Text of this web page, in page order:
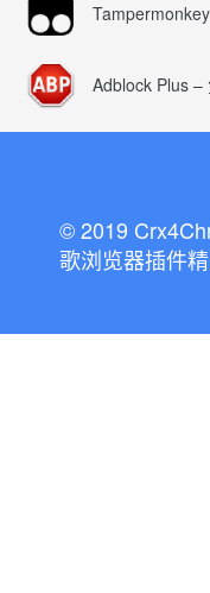
Tampermonkey
© 2019
歌浏览器插件